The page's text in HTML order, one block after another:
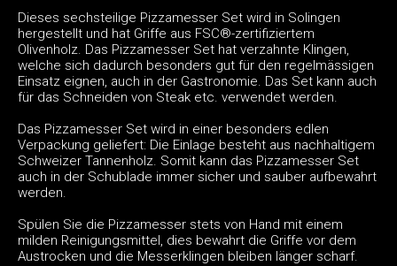
Dieses sechsteilige Pizzamesser Set wird in Solingen
hergestellt und hat Griffe aus FSC®-zertifiziertem
Olivenholz. Das Pizzamesser Set hat verzahnte Klingen,
welche sich dadurch besonders gut für den regelmässigen
Einsatz eignen, auch in der Gastronomie. Das Set kann auch
für das Schneiden von Steak etc. verwendet werden.
Das Pizzamesser Set wird in einer besonders edlen
Verpackung geliefert: Die Einlage besteht aus nachhaltigem
Schweizer Tannenholz. Somit kann das Pizzamesser Set
auch in der Schublade immer sicher und sauber aufbewahrt
werden.
Spülen Sie die Pizzamesser stets von Hand mit einem
milden Reinigungsmittel, dies bewahrt die Griffe vor dem
Austrocken und die Messerklingen bleiben länger scharf.